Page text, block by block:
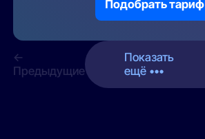
Подобрать тариф
←
Предыдущие
Показать
ещё •••